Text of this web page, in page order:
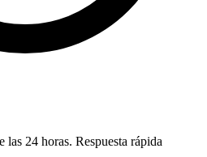
24 horas. Respuesta rápida